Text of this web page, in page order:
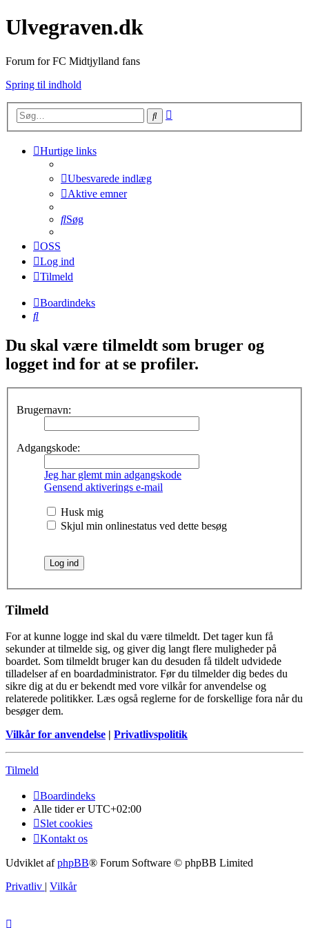
Ulvegraven.dk
Forum for FC Midtjylland fans
Spring til indhold
Søg
Hurtige links
Ubesvarede indlæg
Aktive emner
Søg
OSS
Log ind
Tilmeld
Boardindeks
Søg
Du skal være tilmeldt som bruger og
logget ind for at se profiler.
Brugernavn:
Adgangskode:
Jeg har glemt min adgangskode
Gensend aktiverings e-mail
Husk mig
Skjul min onlinestatus ved dette besøg
Tilmeld
For at kunne logge ind skal du være tilmeldt. Det tager kun få
sekunder at tilmelde sig, og giver dig langt flere muligheder på
boardet. Som tilmeldt bruger kan du desuden få tildelt udvidede
tilladelser af en boardadministrator. Før du tilmelder dig bedes du
sikre dig at du er bekendt med vore vilkår for anvendelse og
relaterede politikker. Læs også reglerne for de forskellige fora når du
besøger dem.
Vilkår for anvendelse | Privatlivspolitik
Tilmeld
Boardindeks
Alle tider erUTC+02:00
Slet cookies
Kontakt os
Udviklet afphpBB® Forum Software © phpBB Limited
Privatliv | Vilkår